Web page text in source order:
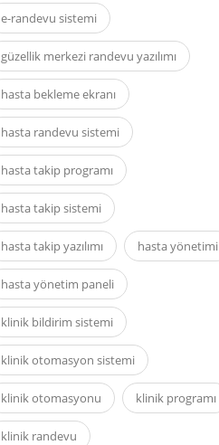
e-randevu sistemi
güzellik merkezi randevu yazılımı
hasta bekleme ekranı
hasta randevu sistemi
hasta takip programı
hasta takip sistemi
hasta takip yazılımı hasta yönetimi
hasta yönetim paneli
klinik bildirim sistemi
klinik otomasyon sistemi
klinik otomasyonu klinik programı
klinik randevu